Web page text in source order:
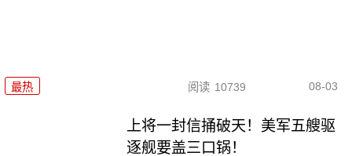
最热 阅读 10739 08-03
上将一封信捅破天！美军五艘驱
逐舰要盖三口锅！